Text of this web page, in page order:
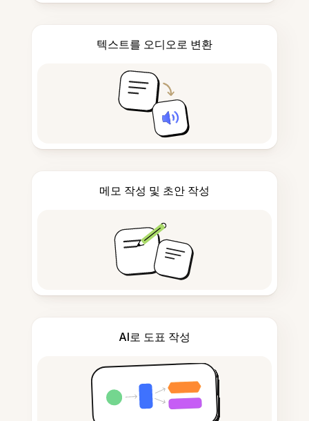
텍스트를 오디오로 변환
메모 작성 및 초안 작성
AI로 도표 작성